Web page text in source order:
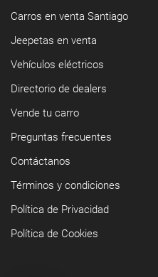
Carros en venta Santiago
Jeepetas en venta
Vehículos eléctricos
Directorio de dealers
Vende tu carro
Preguntas frecuentes
Contáctanos
Términos y condiciones
Política de Privacidad
Política de Cookies